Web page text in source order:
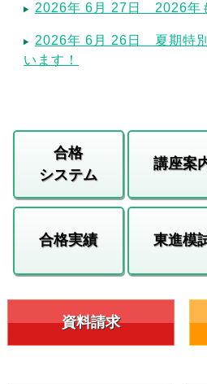
2026年 6月 27日 2026年
2026年 6月 26日 夏期特
います！
合格
システム
講座案
合格実績 東進模
資料請求